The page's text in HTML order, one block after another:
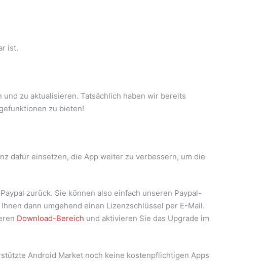
ist.
zu aktualisieren. Tatsächlich haben wir bereits
zu bieten!
dafür einsetzen, die App weiter zu verbessern, um die
zurück. Sie können also einfach unseren Paypal-
dann umgehend einen Lizenzschlüssel per E-Mail.
Download-Bereich und aktivieren Sie das Upgrade im
Android Market noch keine kostenpflichtigen Apps